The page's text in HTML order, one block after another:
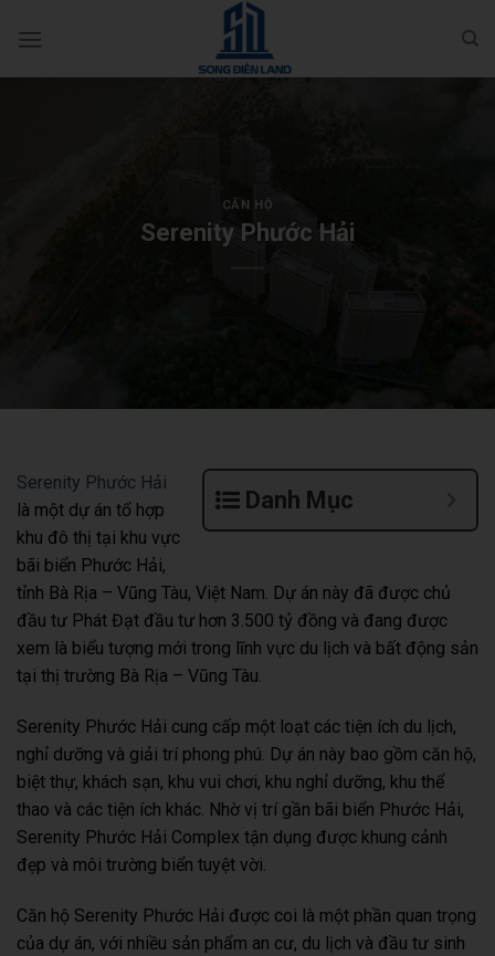
qua
CĂN HỘ
Serenity Phước Hải
Danh Mục
Serenity Phước Hải
là một dự án tổ hợp
khu đô thị tại khu vực
bãi biển Phước Hải,
tỉnh Bà Rịa – Vũng Tàu, Việt Nam. Dự án này đã được chủ
đầu tư Phát Đạt đầu tư hơn 3.500 tỷ đồng và đang được
xem là biểu tượng mới trong lĩnh vực du lịch và bất động sản
tại thị trường Bà Rịa – Vũng Tàu.
Serenity Phước Hải cung cấp một loạt các tiện ích du lịch,
nghỉ dưỡng và giải trí phong phú. Dự án này bao gồm căn hộ,
biệt thự, khách sạn, khu vui chơi, khu nghỉ dưỡng, khu thể
thao và các tiện ích khác. Nhờ vị trí gần bãi biển Phước Hải,
Serenity Phước Hải Complex tận dụng được khung cảnh
đẹp và môi trường biển tuyệt vời.
Căn hộ Serenity Phước Hải được coi là một phần quan trọng
của dự án, với nhiều sản phẩm an cư, du lịch và đầu tư sinh